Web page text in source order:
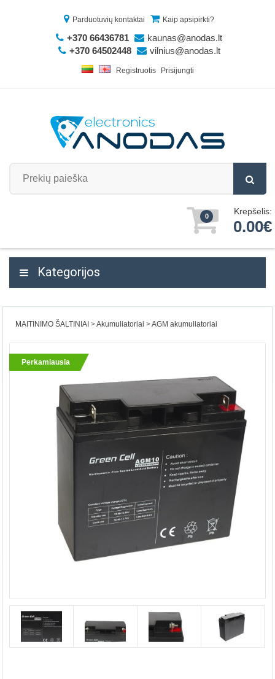
Parduotuvių kontaktai Kaip apsipirkti?
+370 66436781
kaunas@anodas.lt
+370 64502448
vilnius@anodas.lt
Registruotis Prisijungti
0 Krepšelis:
0.00€
Kategorijos
MAITINIMO ŠALTINIAI Akumuliatoriai AGM akumuliatoriai
Perkamiausia